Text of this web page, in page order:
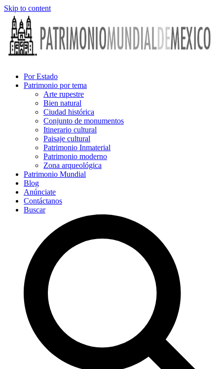
Skip to content
Por Estado
Patrimonio por tema
Arte rupestre
Bien natural
Ciudad histórica
Conjunto de monumentos
Itinerario cultural
Paisaje cultural
Patrimonio Inmaterial
Patrimonio moderno
Zona arqueológica
Patrimonio Mundial
Blog
Anúnciate
Contáctanos
Buscar